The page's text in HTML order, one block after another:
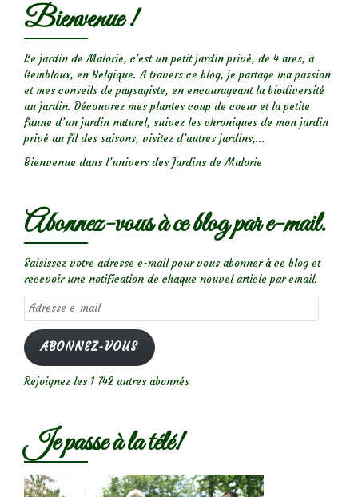
Bienvenue !
Le jardin de Malorie, c'est un petit jardin privé, de 4 ares, à
Gembloux, en Belgique. A travers ce blog, je partage ma passion
et mes conseils de paysagiste, en encourageant la biodiversité
au jardin. Découvrez mes plantes coup de coeur et la petite
faune d’un jardin naturel, suivez les chroniques de mon jardin
privé au fil des saisons, visitez d’autres jardins,...
Bienvenue dans l’univers des Jardins de Malorie
Abonnez-vous à ce blog par e-mail.
Saisissez votre adresse e-mail pour vous abonner à ce blog et
recevoir une notification de chaque nouvel article par email.
Adresse
e-
mail
ABONNEZ-VOUS
Rejoignez les 1 742 autres abonnés
Je passe à la télé!